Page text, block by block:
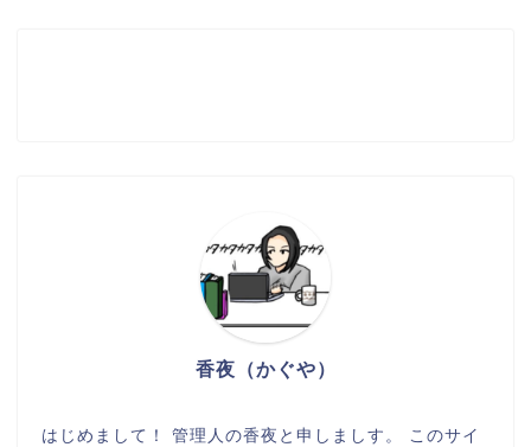
香夜（かぐや）
はじめまして！ 管理人の香夜と申しましす。 このサイ